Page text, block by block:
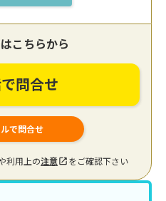
こちらから
問合せ
で問合せ
利用上の注意 をご確認下さい